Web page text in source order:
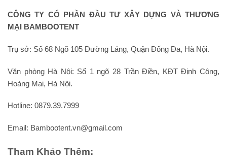
CÔNG TY CỔ PHẦN ĐẦU TƯ XÂY DỰNG VÀ THƯƠNG
MẠI BAMBOOTENT
Trụ sở: Số 68 Ngõ 105 Đường Láng, Quận Đống Đa, Hà Nội.
Văn phòng Hà Nội: Số 1 ngõ 28 Trần Điền, KĐT Định Công,
Hoàng Mai, Hà Nội.
Hotline: 0879.39.7999
Email: Bambootent.vn@gmail.com
Tham Khảo Thêm: